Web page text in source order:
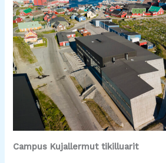
Campus Kujallermut tikilluarit